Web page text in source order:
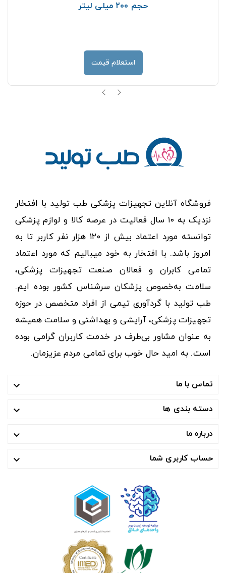
حجم 200 میلی لیتر
استعلام قیمت
فروشگاه آنلاین تجهیزات پزشکی طب تولید با افتخار
نزدیک به ۱۰ سال فعالیت در عرصه کالا و لوازم پزشکی
توانسته مورد اعتماد بیش از ۱۲۰ هزار نفر کاربر تا به
امروز باشد. با افتخار به خود میبالیم که مورد اعتماد
تمامی کابران و فعالان صنعت تجهیزات پزشکی،
سلامت به‌خصوص پزشکان سرشناس کشور بوده ایم.
طب تولید با گردآوری تیمی از افراد متخصص در حوزه
تجهیزات پزشکی، آرایشی و بهداشتی و سلامت همیشه
به عنوان مشاور بی‌طرف در خدمت کاربران گرامی بوده
است. به امید حال خوب برای تمامی مردم عزیزمان.
تماس با ما 
دسته بندی ها 
درباره ما 
حساب کاربری شما 